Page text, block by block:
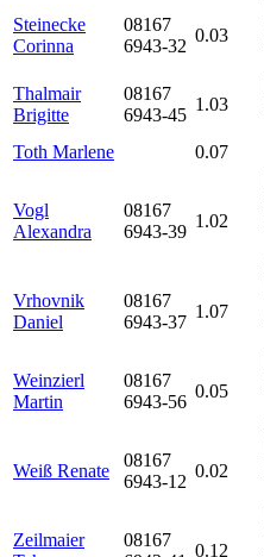
Steinecke
Corinna
08167
6943-32
0.03
Thalmair
Brigitte
08167
6943-45
1.03
Toth Marlene
0.07
Vogl
Alexandra
08167
6943-39
1.02
Vrhovnik
Daniel
08167
6943-37
1.07
Weinzierl
Martin
08167
6943-56
0.05
Weiß Renate
08167
6943-12
0.02
Zeilmaier
08167
0.12